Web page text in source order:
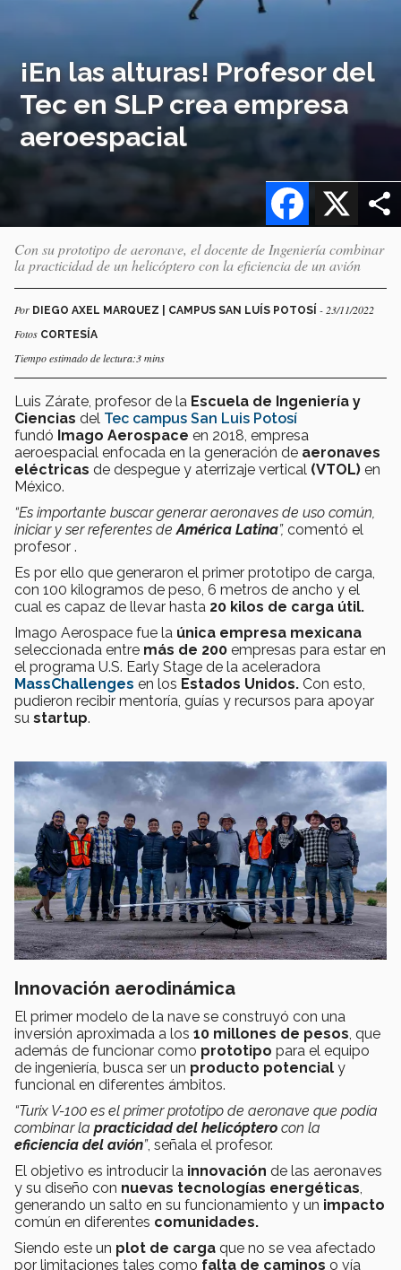
¡En las alturas! Profesor del
Tec en SLP crea empresa
aeroespacial
X
Facebook
Con su prototipo de aeronave, el docente de Ingeniería combinar
la practicidad de un helicóptero con la eficiencia de un avión
Por DIEGO AXEL MARQUEZ | CAMPUS SAN LUÍS POTOSÍ - 23/11/2022
Fotos CORTESÍA
Tiempo estimado de lectura:3 mins
Luis Zárate, profesor de la Escuela de Ingeniería y
Ciencias del Tec campus San Luis Potosí
fundó Imago Aerospace en 2018, empresa
aeroespacial enfocada en la generación de aeronaves
eléctricas de despegue y aterrizaje vertical (VTOL) en
México.
“Es importante buscar generar aeronaves de uso común,
iniciar y ser referentes de América Latina”, comentó el
profesor .
Es por ello que generaron el primer prototipo de carga,
con 100 kilogramos de peso, 6 metros de ancho y el
cual es capaz de llevar hasta 20 kilos de carga útil.
Imago Aerospace fue la única empresa mexicana
seleccionada entre más de 200 empresas para estar en
el programa U.S. Early Stage de la aceleradora
MassChallenges en los Estados Unidos. Con esto,
pudieron recibir mentoría, guías y recursos para apoyar
su startup.
Innovación aerodinámica
El primer modelo de la nave se construyó con una
inversión aproximada a los 10 millones de pesos, que
además de funcionar como prototipo para el equipo
de ingeniería, busca ser un producto potencial y
funcional en diferentes ámbitos.
“Turix V-100 es el primer prototipo de aeronave que podía
combinar la practicidad del helicóptero con la
eficiencia del avión”, señala el profesor.
El objetivo es introducir la innovación de las aeronaves
y su diseño con nuevas tecnologías energéticas,
generando un salto en su funcionamiento y un impacto
común en diferentes comunidades.
Siendo este un plot de carga que no se vea afectado
por limitaciones tales como falta de caminos o vía